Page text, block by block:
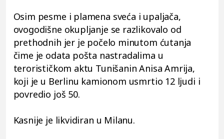
Osim pesme i plamena sveća i upaljača,
ovogodišne okupljanje se razlikovalo od
prethodnih jer je počelo minutom ćutanja
čime je odata pošta nastradalima u
terorističkom aktu Tunišanin Anisa Amrija,
koji je u Berlinu kamionom usmrtio 12 ljudi i
povredio još 50.
Kasnije je likvidiran u Milanu.